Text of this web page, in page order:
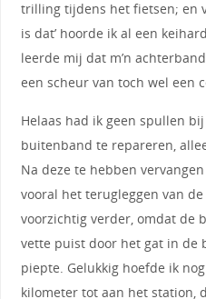
trilling tijdens het fietsen; en
is dat’ hoorde ik al een
leerde mij dat m’n
een scheur van toch wel een
Helaas had ik geen spullen
buitenband te repareren,
Na deze te hebben
vooral het terugleggen van
voorzichtig verder, omdat de
vette puist door het gat in de
piepte. Gelukkig hoefde ik
kilometer tot aan het station,